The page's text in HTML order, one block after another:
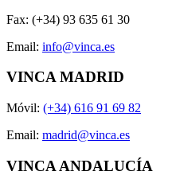
Fax: (+34) 93 635 61 30
Email: info@vinca.es
VINCA MADRID
Móvil: (+34) 616 91 69 82
Email: madrid@vinca.es
VINCA ANDALUCÍA